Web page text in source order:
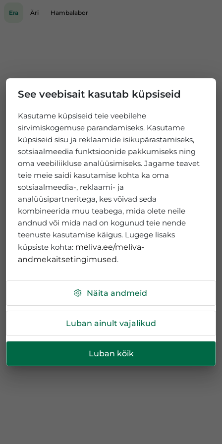
See veebisait kasutab küpsiseid
Kasutame küpsiseid teie veebilehe
sirvimiskogemuse parandamiseks. Kasutame
küpsiseid sisu ja reklaamide isikupärastamiseks,
sotsiaalmeedia funktsioonide pakkumiseks ning
oma veebiliikluse analüüsimiseks. Jagame teavet
teie meie saidi kasutamise kohta ka oma
sotsiaalmeedia-, reklaami- ja
analüüsipartneritega, kes võivad seda
kombineerida muu teabega, mida olete neile
andnud või mida nad on kogunud teie nende
teenuste kasutamise käigus. Lugege lisaks
küpsiste kohta: meliva.ee/meliva-
andmekaitsetingimused.
Näita andmeid
Luban ainult vajalikud
Luban kõik
Era Äri Hambalabor